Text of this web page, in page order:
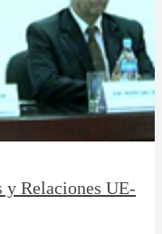
Relaciones UE-